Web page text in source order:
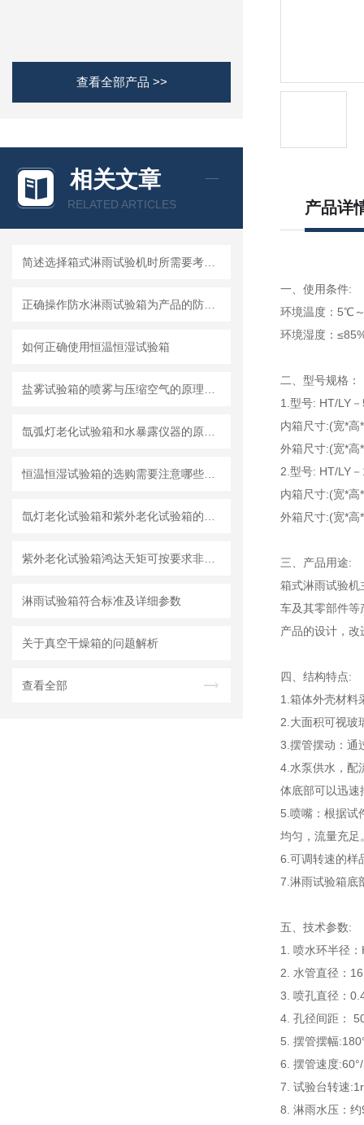
查看全部产品 >>
相关文章
RELATED ARTICLES
如何正确使用恒温恒湿试验箱
淋雨试验箱符合标准及详细参数
关于真空干燥箱的问题解析
查看全部
产品详
一、使用条件:
环境温度：5℃
环境湿度：
二、型号规格：
1.型号: HT/LY
内箱尺寸:(宽*
外箱尺寸:(宽*
2.型号: HT/LY
内箱尺寸:(宽*
外箱尺寸:(宽*
三、产品用途:
箱式淋雨试验机
车及其零部件等
产品的设计，
四、结构特点:
1.箱体外壳材料
2.大面积可视玻
3.摆管摆动：通
4.水泵供水，配
体底部可以迅速
5.喷嘴：根据试
均匀，流量充足
6.可调转速的样
7.淋雨试验箱底
五、技术参数:
1. 喷水环半径
2. 水管直径：
3. 喷孔直径：
4. 孔径间距：
5. 摆管摆幅
6. 摆管速度
7. 试验台转速
8. 淋雨水压：